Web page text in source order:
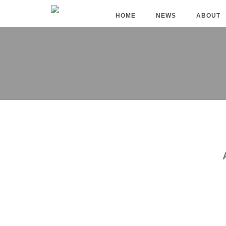
HOME NEWS ABOUT